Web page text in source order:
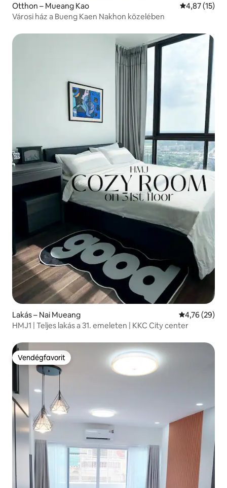
Otthon – Mueang Kao Átlagos
4,87 (15)
Városi ház a Bueng Kaen Nakhon közelében
Lakás – Nai Mueang Átlagos
4,76 (29)
HMJ1 | Teljes lakás a 31. emeleten | KKC City center
Vendégfavorit
Vendégfavorit